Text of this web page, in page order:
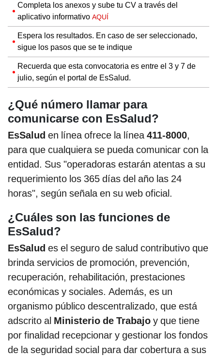
Completa los anexos y sube tu CV a través del
aplicativo informativo AQUÍ
Espera los resultados. En caso de ser seleccionado,
sigue los pasos que se te indique
Recuerda que esta convocatoria es entre el 3 y 7 de
julio, según el portal de EsSalud.
¿Qué número llamar para
comunicarse con EsSalud?
EsSalud en línea ofrece la línea411-8000,
para que cualquiera se pueda comunicar con la
entidad. Sus "operadoras estarán atentas a su
requerimiento los 365 días del año las 24
horas", según señala en su web oficial.
¿Cuáles son las funciones de
EsSalud?
EsSalud es el seguro de salud contributivo que
brinda servicios de promoción, prevención,
recuperación, rehabilitación, prestaciones
económicas y sociales. Además, es un
organismo público descentralizado, que está
adscrito al Ministerio de Trabajo y que tiene
por finalidad recepcionar y gestionar los fondos
de la seguridad social para dar cobertura a sus